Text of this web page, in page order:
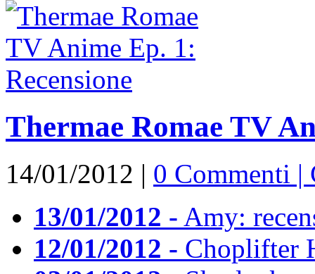
Thermae Romae TV
14/01/2012 | 0 Commenti |
13/01/2012 - Amy:
12/01/2012 - Choplifter